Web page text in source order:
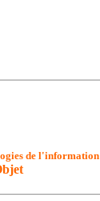
de l'information